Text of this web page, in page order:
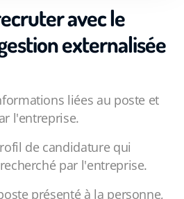
avec le
externalisée
liées au poste et
l'entreprise.
de candidature qui
par l'entreprise.
présenté à la personne,